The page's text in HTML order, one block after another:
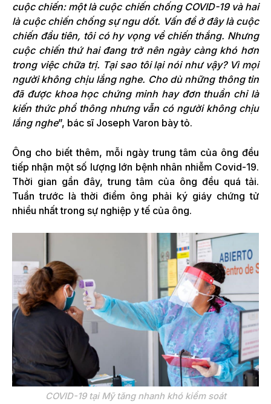
cuộc chiến: một là cuộc chiến chống COVID-19 và hai
là cuộc chiến chống sự ngu dốt. Vấn đề ở đây là cuộc
chiến đầu tiên, tôi có hy vọng về chiến thắng. Nhưng
cuộc chiến thứ hai đang trở nên ngày càng khó hơn
trong việc chữa trị. Tại sao tôi lại nói như vậy? Vì mọi
người không chịu lắng nghe. Cho dù những thông tin
đã được khoa học chứng minh hay đơn thuần chỉ là
kiến thức phổ thông nhưng vẫn có người không chịu
lắng nghe”, bác sĩ Joseph Varon bày tỏ.
Ông cho biết thêm, mỗi ngày trung tâm của ông đều
tiếp nhận một số lượng lớn bệnh nhân nhiễm Covid-19.
Thời gian gần đây, trung tâm của ông đều quá tải.
Tuần trước là thời điểm ông phải ký giáy chứng tử
nhiều nhất trong sự nghiệp y tế của ông.
COVID-19 tại Mỹ tăng nhanh khó kiểm soát